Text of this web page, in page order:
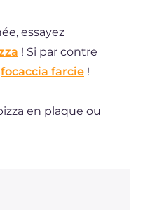
essayez
! Si par contre
focaccia farcie !
en plaque ou